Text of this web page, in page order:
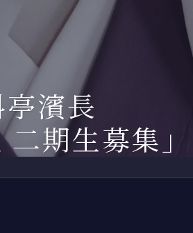
濱長流・土佐の観光紹介 お座敷遊びグッ
こぶ茶・梅こぶ
濱長
二期生募集」